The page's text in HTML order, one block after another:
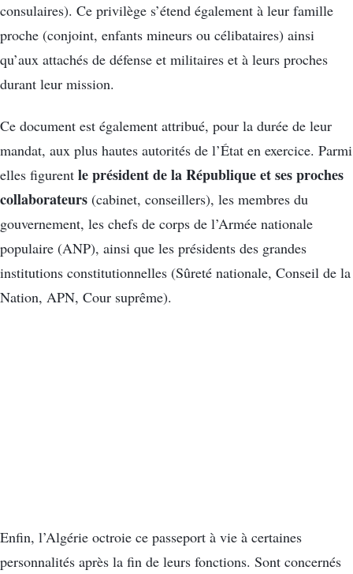
consulaires). Ce privilège s’étend également à leur famille
proche (conjoint, enfants mineurs ou célibataires) ainsi
qu’aux attachés de défense et militaires et à leurs proches
durant leur mission.
Ce document est également attribué, pour la durée de leur
mandat, aux plus hautes autorités de l’État en exercice. Parmi
elles figurent le président de la République et ses proches
collaborateurs (cabinet, conseillers), les membres du
gouvernement, les chefs de corps de l’Armée nationale
populaire (ANP), ainsi que les présidents des grandes
institutions constitutionnelles (Sûreté nationale, Conseil de la
Nation, APN, Cour suprême).
Enfin, l’Algérie octroie ce passeport à vie à certaines
personnalités après la fin de leurs fonctions. Sont concernés